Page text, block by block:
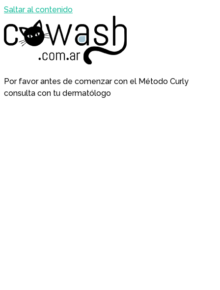
Saltar al contenido
Por favor antes de comenzar con el Método Curly
consulta con tu dermatólogo